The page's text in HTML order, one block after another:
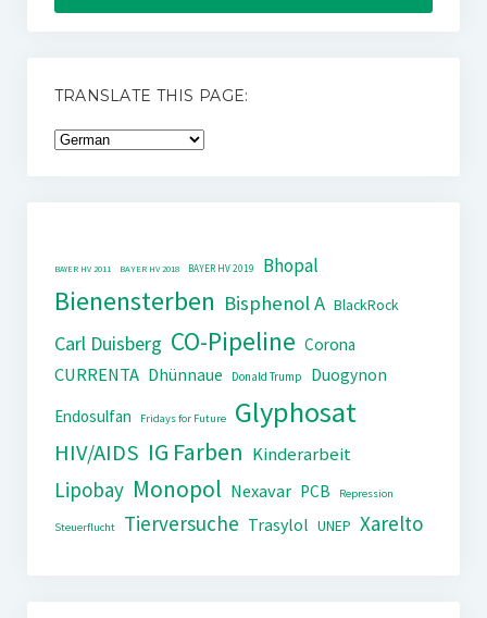
TRANSLATE THIS PAGE:
BAYER HV 2011 BAYER HV 2018 BAYER HV 2019 Bhopal
Bienensterben Bisphenol A BlackRock
Carl Duisberg CO-Pipeline Corona
CURRENTA Dhünnaue Donald Trump
Duogynon
Endosulfan
Fridays for Future Glyphosat
HIV/AIDS IG Farben Kinderarbeit
Lipobay Monopol Nexavar PCB Repression
Steuerflucht Tierversuche Trasylol UNEP Xarelto